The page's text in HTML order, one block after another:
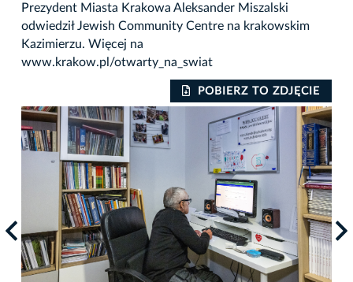
Prezydent Miasta Krakowa Aleksander Miszalski
odwiedził Jewish Community Centre na krakowskim
Kazimierzu. Więcej na
www.krakow.pl/otwarty_na_swiat
POBIERZ TO ZDJĘCIE